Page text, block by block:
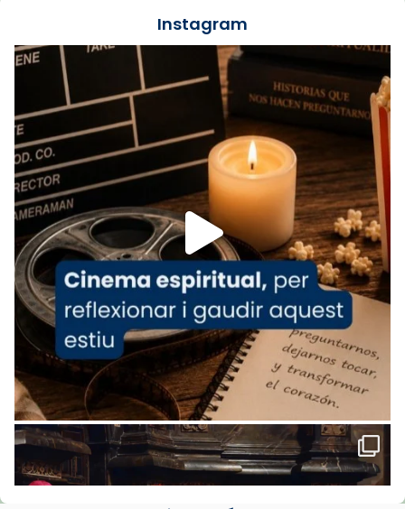
Recupera l'entrevista comp
Vatican
tican News 👇
www.vaticannews.va/es/iglesia/news/2026-
07/carmina-historia-depresion-papa-viaje-
espana-testimoni...
Foto
View on Facebook · Share
Arquebisbat de Barcelona
1 week ago
«Avui les santes Juliana i Semproniana ens
ajuden a alçar la mirada»
Mons. Sergi Gordo, bisbe de Tortosa, ha
presidit aquest 27 de juliol la missa de Les
Santes de Mataró.
🔗tinyurl.com/cvu5jmbk
📸 J. Merino
Instagram